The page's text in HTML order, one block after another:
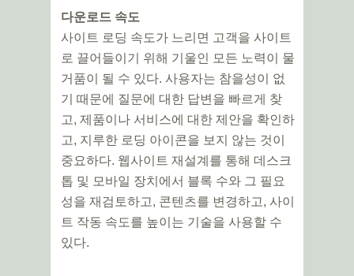
다운로드 속도
사이트 로딩 속도가 느리면 고객을 사이트
로 끌어들이기 위해 기울인 모든 노력이 물
거품이 될 수 있다. 사용자는 참을성이 없
기 때문에 질문에 대한 답변을 빠르게 찾
고, 제품이나 서비스에 대한 제안을 확인하
고, 지루한 로딩 아이콘을 보지 않는 것이
중요하다. 웹사이트 재설계를 통해 데스크
톱 및 모바일 장치에서 블록 수와 그 필요
성을 재검토하고, 콘텐츠를 변경하고, 사이
트 작동 속도를 높이는 기술을 사용할 수
있다.